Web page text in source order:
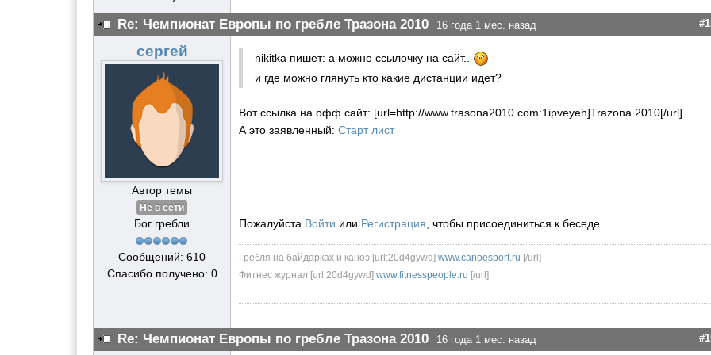
Re: Чемпионат Европы по гребле Тразона 2010 16 года 1 мес. назад
сергей
Автор темы
Не в сети
Бог гребли
Сообщений: 610
Спасибо получено: 0
nikitka пишет: а можно ссылочку на сайт..
и где можно глянуть кто какие дистанции идет?
Вот ссылка на офф сайт: [url=http://www.trasona2010.com:1ipveyeh]Trazona 2010[/url]
А это заявленный: Старт лист
Пожалуйста Войти или Регистрация , чтобы присоединиться к беседе.
Гребля на байдарках и каноэ [url:20d4gywd] www.canoesport.ru [/url]
Фитнес журнал [url:20d4gywd] www.fitnesspeople.ru [/url]
Re: Чемпионат Европы по гребле Тразона 2010 16 года 1 мес. назад